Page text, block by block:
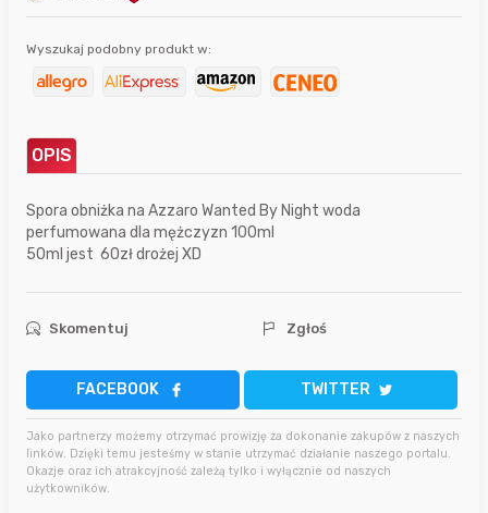
Wyszukaj podobny produkt w:
OPIS
Spora obniżka na Azzaro Wanted By Night woda
perfumowana dla mężczyzn 100ml
50ml jest 60zł drożej XD
Skomentuj Zgłoś
FACEBOOK TWITTER
Jako partnerzy możemy otrzymać prowizję za dokonanie zakupów z naszych
linków. Dzięki temu jesteśmy w stanie utrzymać działanie naszego portalu.
Okazje oraz ich atrakcyjność zależą tylko i wyłącznie od naszych
użytkowników.